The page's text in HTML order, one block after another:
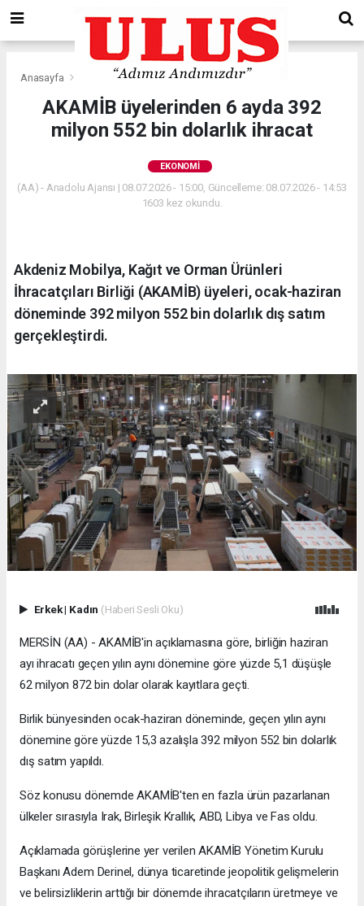
Anasayfa Ekonomi
AKAMİB üyelerinden 6 ayda 392
milyon 552 bin dolarlık ihracat
EKONOMI
(AA) - Anadolu Ajansı | 08.07.2026 - 15:00, Güncelleme: 08.07.2026 - 14:53
1603 kez okundu.
Akdeniz Mobilya, Kağıt ve Orman Ürünleri
İhracatçıları Birliği (AKAMİB) üyeleri, ocak-haziran
döneminde 392 milyon 552 bin dolarlık dış satım
gerçekleştirdi.
Erkek| Kadın (Haberi Sesli Oku)
MERSİN (AA) - AKAMİB'in açıklamasına göre, birliğin haziran
ayı ihracatı geçen yılın aynı dönemine göre yüzde 5,1 düşüşle
62 milyon 872 bin dolar olarak kayıtlara geçti.
Birlik bünyesinden ocak-haziran döneminde, geçen yılın aynı
dönemine göre yüzde 15,3 azalışla 392 milyon 552 bin dolarlık
dış satım yapıldı.
Söz konusu dönemde AKAMİB'ten en fazla ürün pazarlanan
ülkeler sırasıyla Irak, Birleşik Krallık, ABD, Libya ve Fas oldu.
Açıklamada görüşlerine yer verilen AKAMİB Yönetim Kurulu
Başkanı Adem Derinel, dünya ticaretinde jeopolitik gelişmelerin
ve belirsizliklerin arttığı bir dönemde ihracatçıların üretmeye ve